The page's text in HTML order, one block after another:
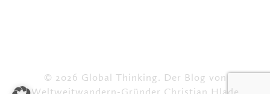
© 2026 Global Thinking. Der Blog von
Weltweitwandern-Gründer Christian Hlade